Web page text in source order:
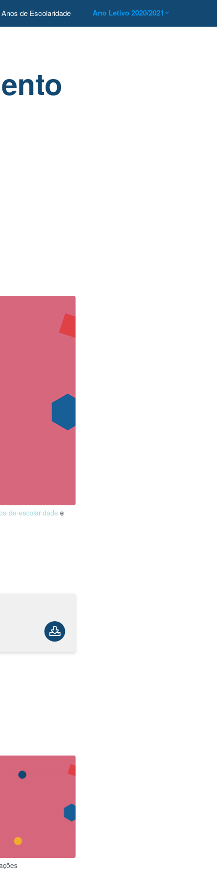
Anos de Escolaridade Ano Letivo 2020/2021
de-escolaridade e